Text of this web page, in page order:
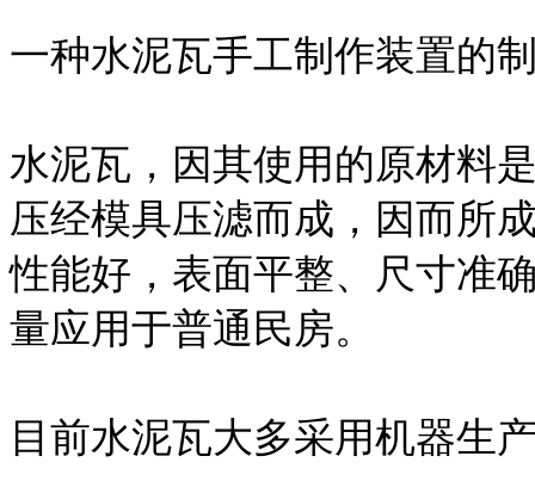
一种水泥瓦手工制作装置的
水泥瓦，因其使用的原材料
压经模具压滤而成，因而所
性能好，表面平整、尺寸准
量应用于普通民房。
目前水泥瓦大多采用机器生